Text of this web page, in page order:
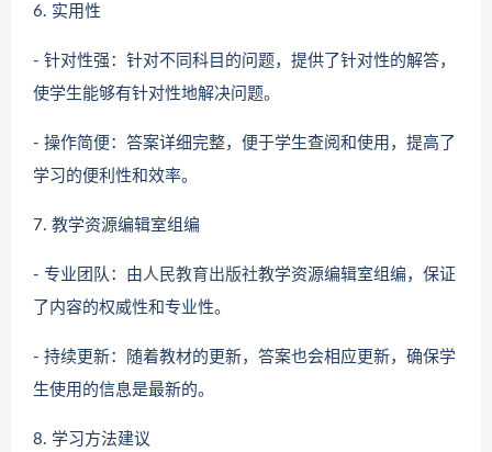
6. 实用性
- 针对性强：针对不同科目的问题，提供了针对性的解答，
使学生能够有针对性地解决问题。
- 操作简便：答案详细完整，便于学生查阅和使用，提高了
学习的便利性和效率。
7. 教学资源编辑室组编
- 专业团队：由 人民教育出版社教学资源编辑室组编，保证
了内容的权威性和专业性。
- 持续更新：随着教材的更新，答案也会相应更新，确保学
生使用的信息是最新的。
8. 学习方法建议